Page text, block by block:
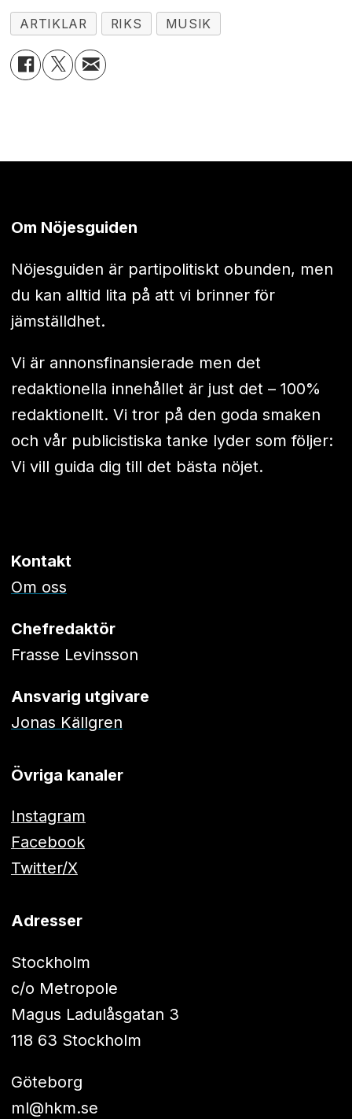
ARTIKLAR RIKS MUSIK
Om Nöjesguiden
Nöjesguiden är partipolitiskt obunden, men
du kan alltid lita på att vi brinner för
jämställdhet.
Vi är annonsfinansierade men det
redaktionella innehållet är just det – 100%
redaktionellt. Vi tror på den goda smaken
och vår publicistiska tanke lyder som följer:
Vi vill guida dig till det bästa nöjet.
Kontakt
Om oss
Chefredaktör
Frasse Levinsson
Ansvarig utgivare
Jonas Källgren
Övriga kanaler
Instagram
Facebook
Twitter/X
Adresser
Stockholm
c/o Metropole
Magus Ladulåsgatan 3
118 63 Stockholm
Göteborg
ml@hkm.se